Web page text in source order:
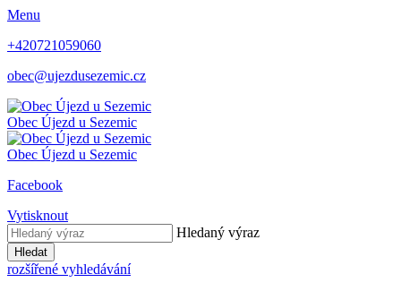
Menu
+420721059060
obec@ujezdusezemic.cz
Obec Újezd u Sezemic
Obec Újezd u Sezemic
Facebook
Vytisknout
Hledaný výraz
Hledat
rozšířené vyhledávání